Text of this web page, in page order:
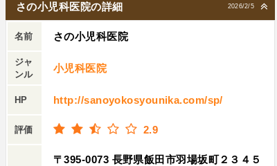
2026/2/5
さの小児科医院の詳細
名前 さの小児科医院
ジャ
ンル
小児科医院
HP http://sanoyokosyounika.com/sp/
評価 2.9
〒395-0073 長野県飯田市羽場坂町２３４５